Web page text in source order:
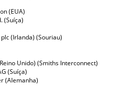
(EUA)
(Suíça)
(Irlanda) (Souriau)
Unido) (Smiths Interconnect)
(Suíça)
(Alemanha)